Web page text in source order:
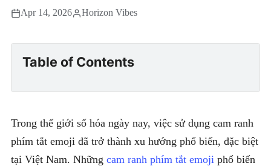
Apr 14, 2026 Horizon Vibes
Table of Contents
Trong thế giới số hóa ngày nay, việc sử dụng cam ranh
phím tắt emoji đã trở thành xu hướng phổ biến, đặc biệt
tại Việt Nam. Những cam ranh phím tắt emoji phổ biến